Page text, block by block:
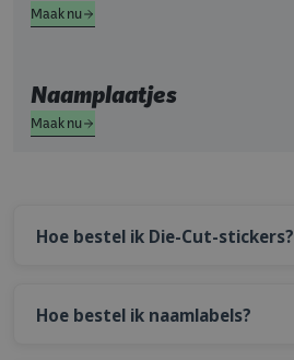
Maak nu
Naamplaatjes
Maak nu
Hoe bestel ik Die-Cut-stickers?
Hoe bestel ik naamlabels?